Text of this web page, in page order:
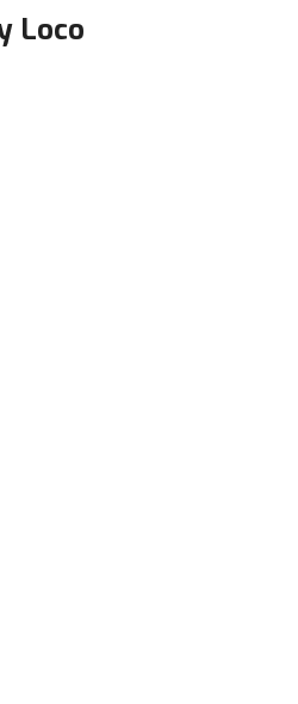
Loco